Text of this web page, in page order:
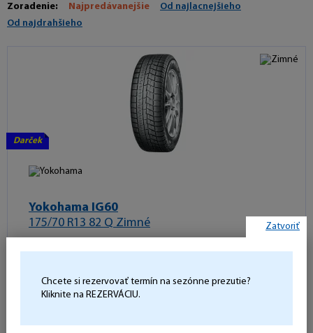
Zoradenie: Najpredávanejšie
Od najlacnejšieho
Od najdrahšieho
Darček
Yokohama IG60
175/70 R13 82 Q Zimné
D E B
Zatvoriť
Chcete si rezervovať termín na sezónne prezutie?
Kliknite na REZERVÁCIU.